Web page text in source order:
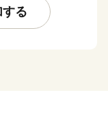
地域には当時を
かな自然にも恵
る